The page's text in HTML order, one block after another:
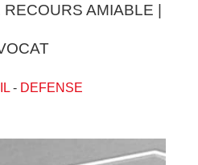
AMIABLE |
- DEFENSE